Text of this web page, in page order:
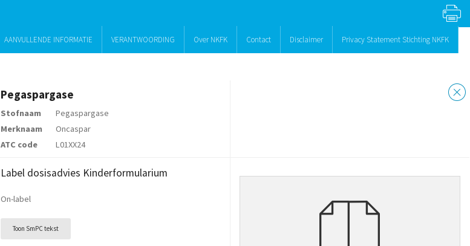
AANVULLENDE INFORMATIE VERANTWOORDING Over NKFK Contact Disclaimer Privacy Statement Stichting NKFK
Pegaspargase
Stofnaam
Pegaspargase
Merknaam
Oncaspar
ATC code
L01XX24
Label dosisadvies Kinderformularium
On-label
Toon SmPC tekst